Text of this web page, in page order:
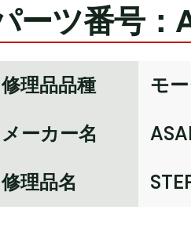
ーツ番号：
修理品品種
モ
メーカー名
修理品名